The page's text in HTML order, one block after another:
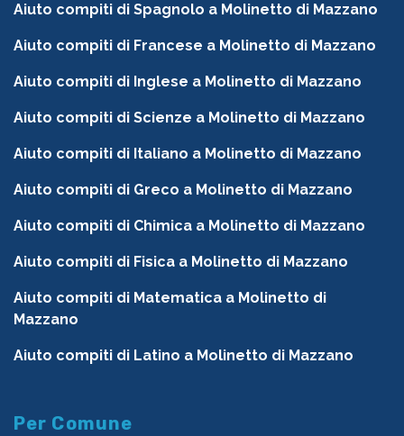
Aiuto compiti di Spagnolo a Molinetto di Mazzano
Aiuto compiti di Francese a Molinetto di Mazzano
Aiuto compiti di Inglese a Molinetto di Mazzano
Aiuto compiti di Scienze a Molinetto di Mazzano
Aiuto compiti di Italiano a Molinetto di Mazzano
Aiuto compiti di Greco a Molinetto di Mazzano
Aiuto compiti di Chimica a Molinetto di Mazzano
Aiuto compiti di Fisica a Molinetto di Mazzano
Aiuto compiti di Matematica a Molinetto di
Mazzano
Aiuto compiti di Latino a Molinetto di Mazzano
Per Comune